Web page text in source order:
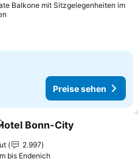
Balkone mit Sitzgelegenheiten im
Preise sehen
Favoriten hinzufügen
Bonn-City
2.997
bis Endenich